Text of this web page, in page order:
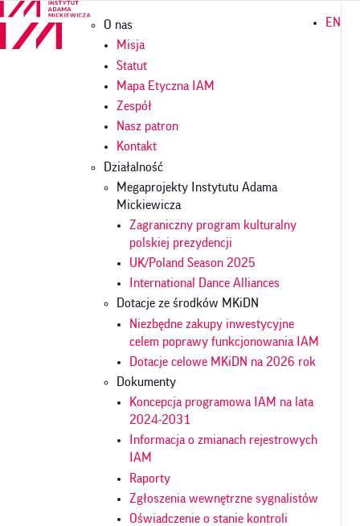
Przejdź
treści
Główna
nawigacja
O nas
Misja
Statut
Mapa Etyczna IAM
Zespół
Nasz patron
Kontakt
Działalność
Megaprojekty Instytutu Adama
Mickiewicza
Zagraniczny program kulturalny
polskiej prezydencji
UK/Poland Season 2025
International Dance Alliances
Dotacje ze środków MKiDN
Niezbędne zakupy inwestycyjne
celem poprawy funkcjonowania IAM
Dotacje celowe MKiDN na 2026 rok
Dokumenty
Koncepcja programowa IAM na lata
2024-2031
Informacja o zmianach rejestrowych
IAM
Raporty
Zgłoszenia wewnętrzne sygnalistów
Oświadczenie o stanie kontroli
EN